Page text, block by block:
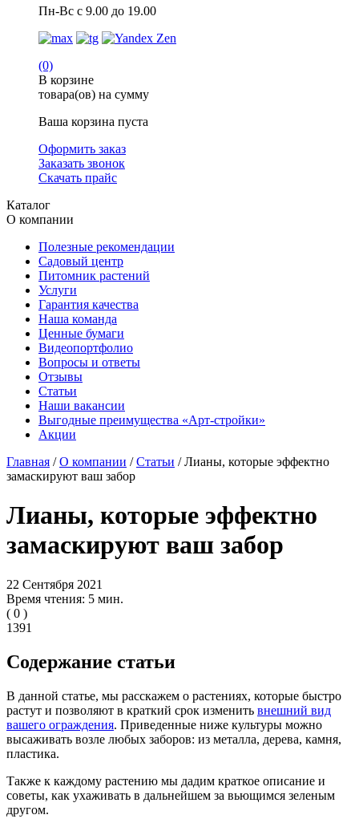
Пн-Вс с 9.00 до 19.00
(0)
В корзине
товара(ов) на сумму
Ваша корзина пуста
Оформить заказ
Заказать звонок
Скачать прайс
Каталог
О компании
Полезные рекомендации
Садовый центр
Питомник растений
Услуги
Гарантия качества
Наша команда
Ценные бумаги
Видеопортфолио
Вопросы и ответы
Отзывы
Статьи
Наши вакансии
Выгодные преимущества «Арт-стройки»
Акции
Главная /О компании /Статьи / Лианы, которые эффектно
замаскируют ваш забор
Лианы, которые эффектно
замаскируют ваш забор
22 Сентября 2021
Время чтения: 5 мин.
( 0 )
1391
Содержание статьи
В данной статье, мы расскажем о растениях, которые быстро
растут и позволяют в краткий срок изменить внешний вид
вашего ограждения. Приведенные ниже культуры можно
высаживать возле любых заборов: из металла, дерева, камня,
пластика.
Также к каждому растению мы дадим краткое описание и
советы, как ухаживать в дальнейшем за вьющимся зеленым
другом.